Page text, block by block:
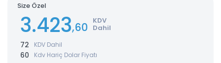
Size Özel
3.423,60 KDV
Dahil
72 KDV Dahil
60 Kdv Hariç Dolar Fiyatı